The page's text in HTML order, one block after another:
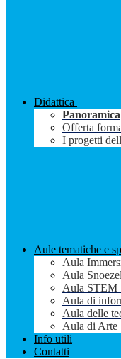
Didattica
Panoramica
Offerta
I progetti
Aule tematiche e
Aula
Aula
Aula STEM
Aula di
Aula delle
Aula di Arte
Info utili
Contatti